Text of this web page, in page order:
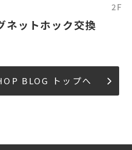
2F
ネットホック交換
BLOG トップへ